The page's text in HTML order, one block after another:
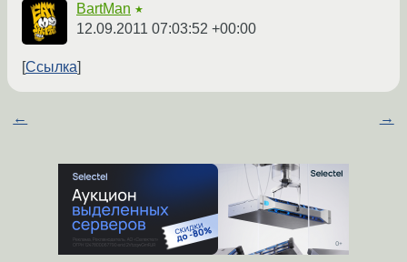
BartMan ★
12.09.2011 07:03:52 +00:00
Ссылка
← →